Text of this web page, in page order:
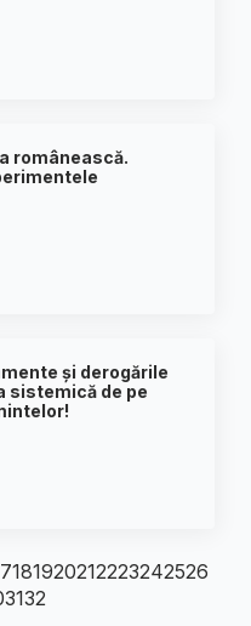
românească.
și derogările
sistemică de pe
181920212223242526
3132